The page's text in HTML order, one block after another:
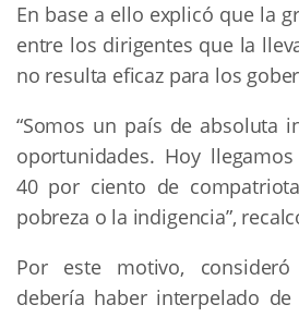
En base a ello explicó que la
entre los dirigentes que la
no resulta eficaz para los
“Somos un país de absoluta
oportunidades. Hoy
40 por ciento de
pobreza o la indigencia”,
Por este motivo,
debería haber interpelado